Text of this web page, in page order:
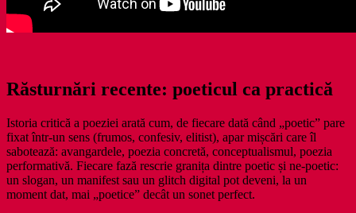
Răsturnări recente: poeticul ca practică
Istoria critică a poeziei arată cum, de fiecare dată când „poetic” pare
fixat într-un sens (frumos, confesiv, elitist), apar mișcări care îl
sabotează: avangardele, poezia concretă, conceptualismul, poezia
performativă. Fiecare fază rescrie granița dintre poetic și ne-poetic:
un slogan, un manifest sau un glitch digital pot deveni, la un
moment dat, mai „poetice” decât un sonet perfect.